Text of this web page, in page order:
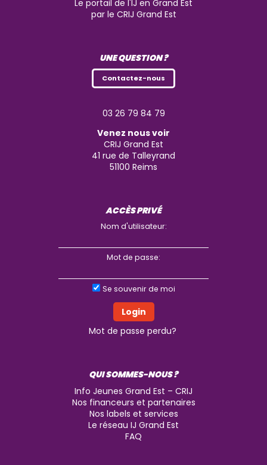
Le portail de l'IJ en Grand Est
par le CRIJ Grand Est
UNE QUESTION ?
Contactez-nous
03 26 79 84 79
Venez nous voir
CRIJ Grand Est
41 rue de Talleyrand
51100 Reims
ACCÈS PRIVÉ
Nom d'utilisateur:
Mot de passe:
Se souvenir de moi
Mot de passe perdu?
QUI SOMMES-NOUS ?
Info Jeunes Grand Est – CRIJ
Nos financeurs et partenaires
Nos labels et services
Le réseau IJ Grand Est
FAQ